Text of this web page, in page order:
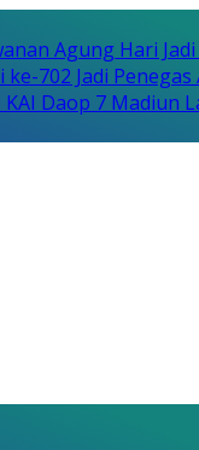
Agung Hari
702 Jadi
KAI Daop 7 Madiun